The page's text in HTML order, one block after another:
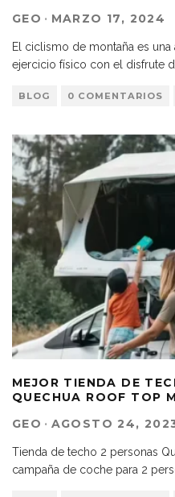
GEO · MARZO 17, 2024
El ciclismo de montaña es
ejercicio físico con el disfrute
BLOG 0 COMENTARIOS
MEJOR TIENDA DE
QUECHUA ROOF TOP
GEO · AGOSTO 24,
Tienda de techo 2 personas
campaña de coche para 2